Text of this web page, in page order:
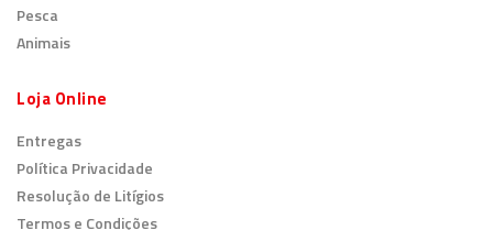
Pesca
Animais
Loja Online
Entregas
Política Privacidade
Resolução de Litígios
Termos e Condições